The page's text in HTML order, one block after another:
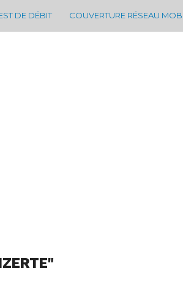
DE DÉBIT COUVERTURE RÉSEAU